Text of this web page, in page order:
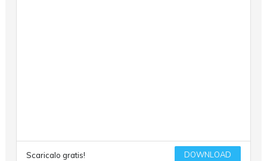
Scaricalo gratis! DOWNLOAD